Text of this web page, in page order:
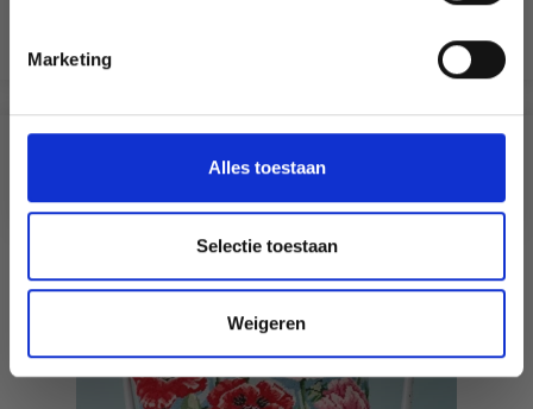
Marketing
Alles toestaan
Selectie toestaan
Weigeren
20% korting
Wil je liever nieuws ontvangen over onze
Nederlands?